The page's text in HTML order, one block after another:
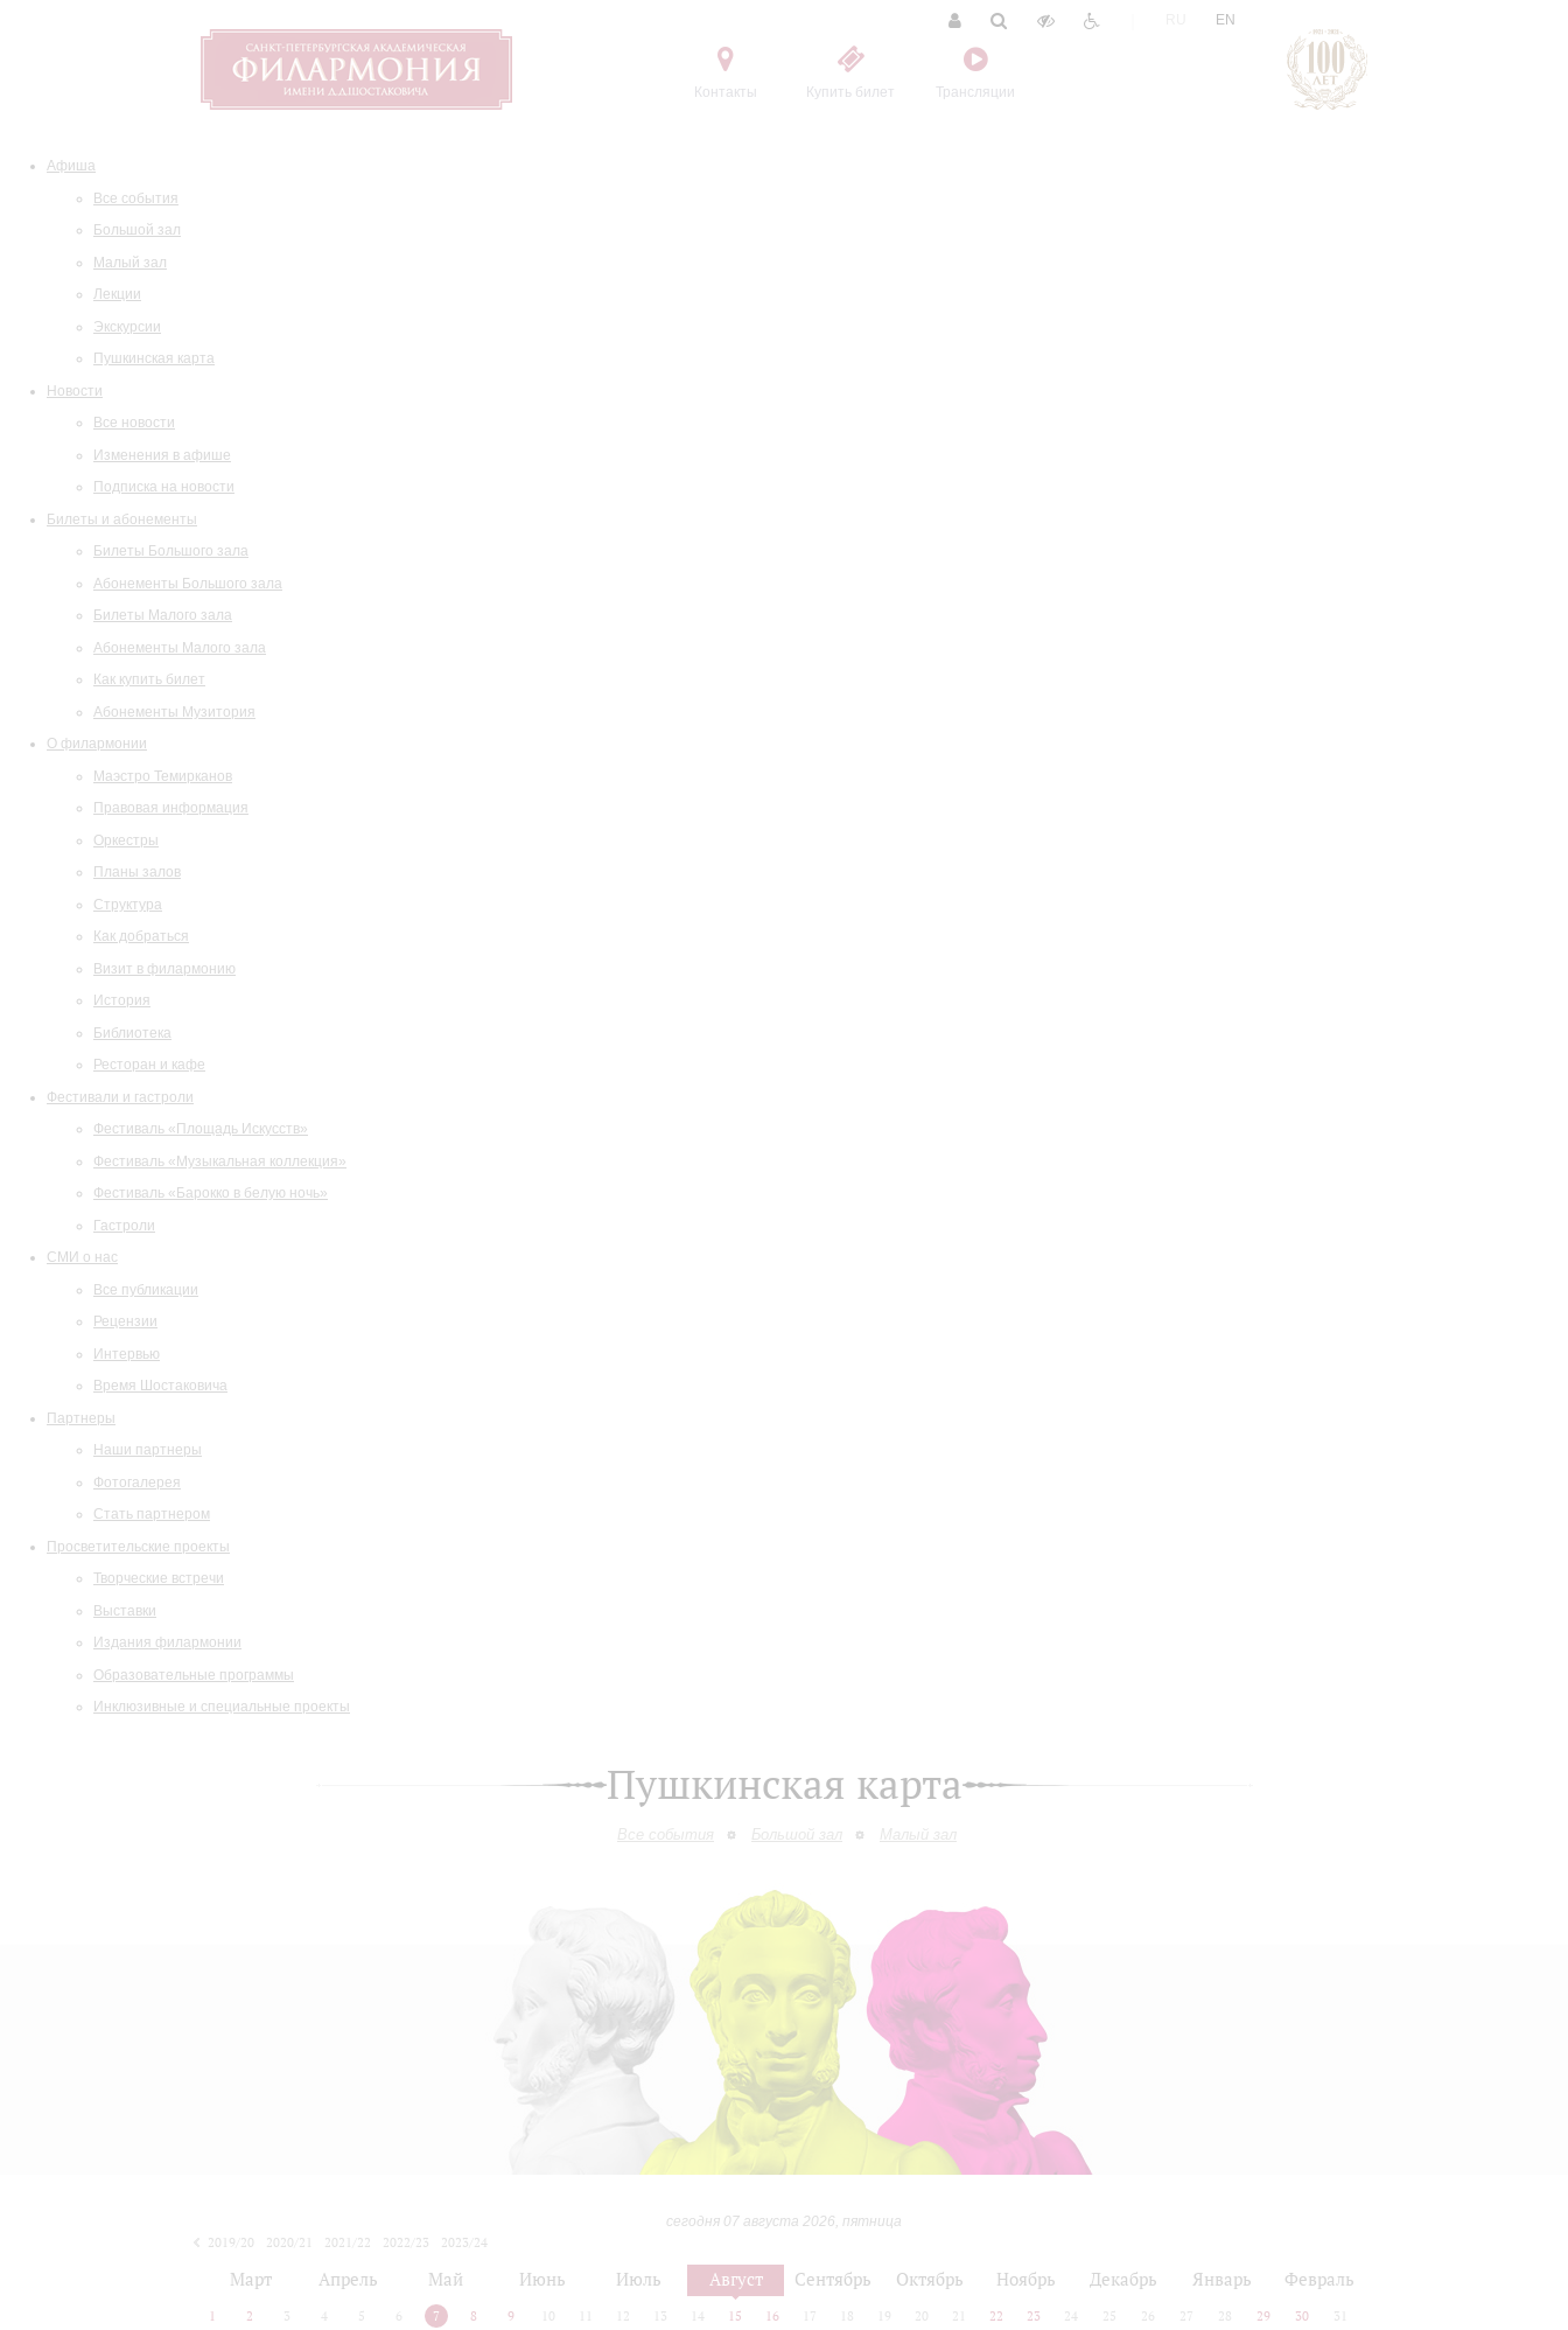
Контакты Купить билет Трансляции
EN
Афиша
Все события
Большой зал
Малый зал
Лекции
Экскурсии
Пушкинская карта
Новости
Все новости
Изменения в афише
Подписка на новости
Билеты и абонементы
Билеты Большого зала
Абонементы Большого зала
Билеты Малого зала
Абонементы Малого зала
Как купить билет
Абонементы Музитория
О филармонии
Маэстро Темирканов
Правовая информация
Оркестры
Планы залов
Структура
Как добраться
Визит в филармонию
История
Библиотека
Ресторан и кафе
Фестивали и гастроли
Фестиваль «Площадь Искусств»
Фестиваль «Музыкальная коллекция»
Фестиваль «Барокко в белую ночь»
Гастроли
СМИ о нас
Все публикации
Рецензии
Интервью
Время Шостаковича
Партнеры
Наши партнеры
Фотогалерея
Стать партнером
Просветительские проекты
Творческие встречи
Выставки
Издания филармонии
Образовательные программы
Инклюзивные и специальные проекты
Пушкинская карта
Все события Большой зал Малый зал
сегодня 07 августа 2026, пятница
2019/20
2020/21 2021/22 2022/23
2023/24
Март Апрель Май Июнь Июль Август Сентябрь Октябрь Ноябрь Декабрь Январь Февраль
1 2 3 4 5 6 7 8 9 10 12 13 14 15 16 17 18 19 20 21 22 23 24 25 26 27 28 29 30 31